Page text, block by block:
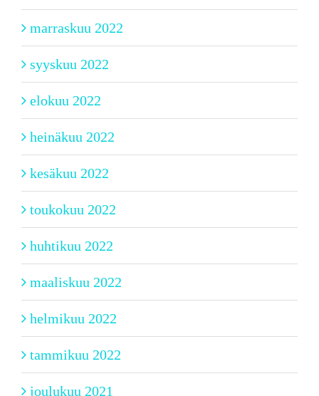
marraskuu 2022
syyskuu 2022
elokuu 2022
heinäkuu 2022
kesäkuu 2022
toukokuu 2022
huhtikuu 2022
maaliskuu 2022
helmikuu 2022
tammikuu 2022
joulukuu 2021